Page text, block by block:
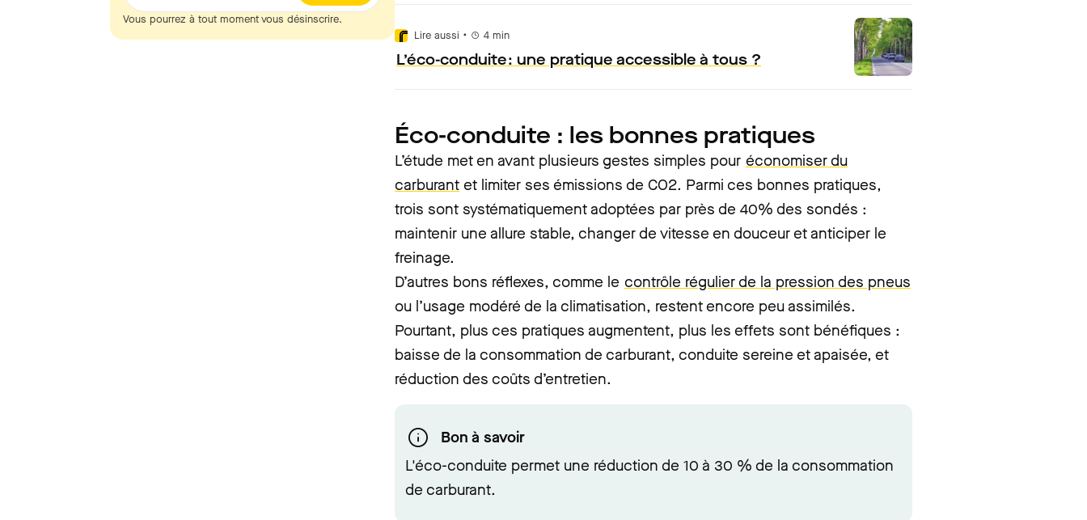
Vous pourrez à tout moment vous désinscrire.
Lire aussi • 4 min
L’éco-conduite : une pratique accessible à tous ?
Éco-conduite : les bonnes pratiques
L’étude met en avant plusieurs gestes simples pour économiser du
carburant et limiter ses émissions de CO2. Parmi ces bonnes pratiques,
trois sont systématiquement adoptées par près de 40% des sondés :
maintenir une allure stable, changer de vitesse en douceur et anticiper le
freinage.
D’autres bons réflexes, comme le contrôle régulier de la pression des pneus
ou l’usage modéré de la climatisation, restent encore peu assimilés.
Pourtant, plus ces pratiques augmentent, plus les effets sont bénéfiques :
baisse de la consommation de carburant, conduite sereine et apaisée, et
réduction des coûts d’entretien.
Bon à savoir
L'éco-conduite permet une réduction de 10 à 30 % de la consommation
de carburant.